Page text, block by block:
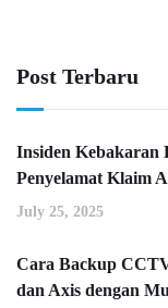
Post Terbaru
Insiden Kebakaran
Penyelamat Klaim
July 25, 2025
Cara Backup
dan Axis dengan